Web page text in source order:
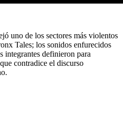
uno de los sectores más violentos
Tales; los sonidos enfurecidos
integrantes definieron para
contradice el discurso